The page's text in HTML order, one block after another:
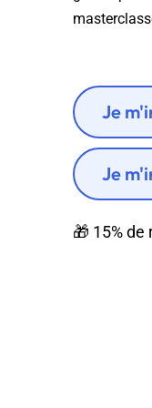
Wordpress
Je
Je
🎁 15%